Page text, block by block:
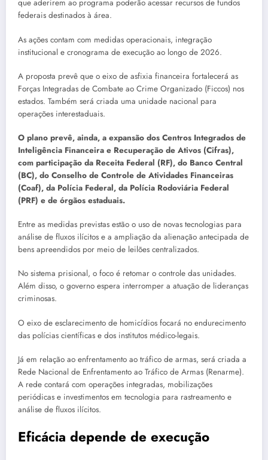
que aderirem ao programa poderão acessar recursos de fundos
federais destinados à área.
As ações contam com medidas operacionais, integração
institucional e cronograma de execução ao longo de 2026.
A proposta prevê que o eixo de asfixia financeira fortalecerá as
Forças Integradas de Combate ao Crime Organizado (Ficcos) nos
estados. Também será criada uma unidade nacional para
operações interestaduais.
O plano prevê, ainda, a expansão dos Centros Integrados de
Inteligência Financeira e Recuperação de Ativos (Cifras),
com participação da Receita Federal (RF), do Banco Central
(BC), do Conselho de Controle de Atividades Financeiras
(Coaf), da Polícia Federal, da Polícia Rodoviária Federal
(PRF) e de órgãos estaduais.
Entre as medidas previstas estão o uso de novas tecnologias para
análise de fluxos ilícitos e a ampliação da alienação antecipada de
bens apreendidos por meio de leilões centralizados.
No sistema prisional, o foco é retomar o controle das unidades.
Além disso, o governo espera interromper a atuação de lideranças
criminosas.
O eixo de esclarecimento de homicídios focará no endurecimento
das polícias científicas e dos institutos médico-legais.
Já em relação ao enfrentamento ao tráfico de armas, será criada a
Rede Nacional de Enfrentamento ao Tráfico de Armas (Renarme).
A rede contará com operações integradas, mobilizações
periódicas e investimentos em tecnologia para rastreamento e
análise de fluxos ilícitos.
Eficácia depende de execução